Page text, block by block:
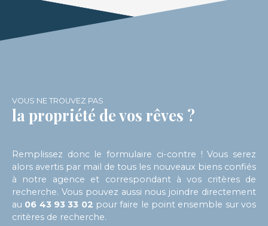
VOUS NE TROUVEZ PAS
la propriété de vos rêves ?
Remplissez donc le formulaire ci-contre ! Vous serez
alors avertis par mail de tous les nouveaux biens confiés
à notre agence et correspondant à vos critères de
recherche. Vous pouvez aussi nous joindre directement
au 06 43 93 33 02 pour faire le point ensemble sur vos
critères de recherche.